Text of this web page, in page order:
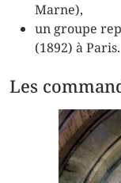
Marne),
un groupe
(1892) à Paris.
Les